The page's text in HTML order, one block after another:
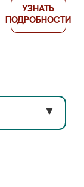
УЗНАТЬ
ПОДРОБНОСТИ
▼